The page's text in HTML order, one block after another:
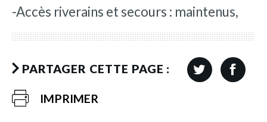
-Accès riverains et secours : maintenus,
PARTAGER CETTE PAGE :
IMPRIMER